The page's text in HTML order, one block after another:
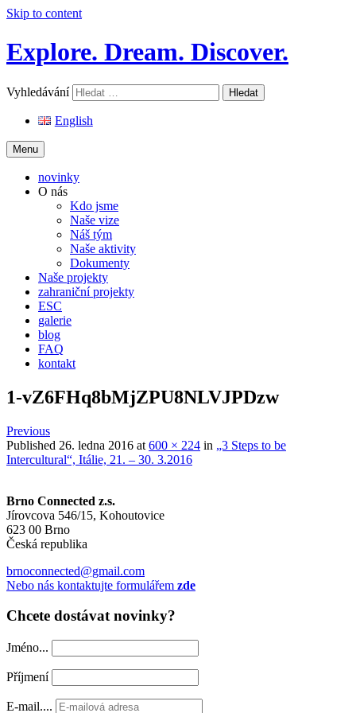
Skip to content
Explore. Dream. Discover.
Vyhledávání
English
Menu
novinky
O nás
Kdo jsme
Naše vize
Náš tým
Naše aktivity
Dokumenty
Naše projekty
zahraniční projekty
ESC
galerie
blog
FAQ
kontakt
1-vZ6FHq8bMjZPU8NLVJPDzw
Previous
Published 26. ledna 2016 at 600 × 224 in „3 Steps to be
Intercultural“, Itálie, 21. – 30. 3.2016
Brno Connected z.s.
Jírovcova 546/15, Kohoutovice
623 00 Brno
Česká republika
brnoconnected@gmail.com
Nebo nás kontaktujte formulářem zde
Chcete dostávat novinky?
Jméno...
Příjmení
E-mail....